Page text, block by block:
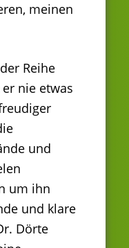
meinen
Reihe
nie etwas
und
um ihn
und klare
Dörte